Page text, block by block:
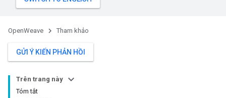
OpenWeave Tham khảo
GỬI Ý KIẾN PHẢN HỒI
Trên trang này
Tóm tắt